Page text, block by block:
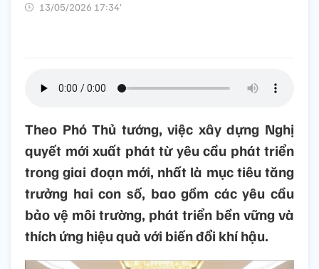
13/05/2026 17:34’
Theo Phó Thủ tướng, việc xây dựng Nghị
quyết mới xuất phát từ yêu cầu phát triển
trong giai đoạn mới, nhất là mục tiêu tăng
trưởng hai con số, bao gồm các yêu cầu
bảo vệ môi trường, phát triển bền vững và
thích ứng hiệu quả với biến đổi khí hậu.